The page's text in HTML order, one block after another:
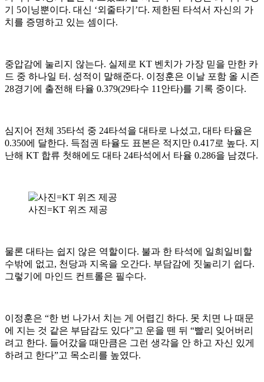
기 5이닝뿐이다. 대신 ‘외줄타기’다. 제한된 타석서 자신의 가
치를 증명하고 있는 셈이다.
중압감에 눌리지 않는다. 실제로 KT 벤치가 가장 믿을 만한 카
드 중 하나일 터. 성적이 말해준다. 이정훈은 이날 포함 올 시즌
28경기에 출전해 타율 0.379(29타수 11안타)를 기록 중이다.
심지어 전체 35타석 중 24타석을 대타로 나섰고, 대타 타율은
0.350에 달한다. 득점권 타율도 표본은 적지만 0.417로 높다. 지
난해 KT 합류 첫해에도 대타 24타석에서 타율 0.286을 남겼다.
사진=KT 위즈 제공
물론 대타는 쉽지 않은 역할이다. 불과 한 타석에 일희일비할
수밖에 없고, 천당과 지옥을 오간다. 부담감에 짓눌리기 쉽다.
그렇기에 마인드 컨트롤은 필수다.
이정훈은 “한 번 나가서 치는 게 어렵긴 하다. 못 치면 나 때문
에 지는 것 같은 부담감도 있다”고 운을 뗀 뒤 “빨리 잊어버리
려고 한다. 들어갔을 때만큼은 그런 생각을 안 하고 자신 있게
하려고 한다”고 목소리를 높였다.